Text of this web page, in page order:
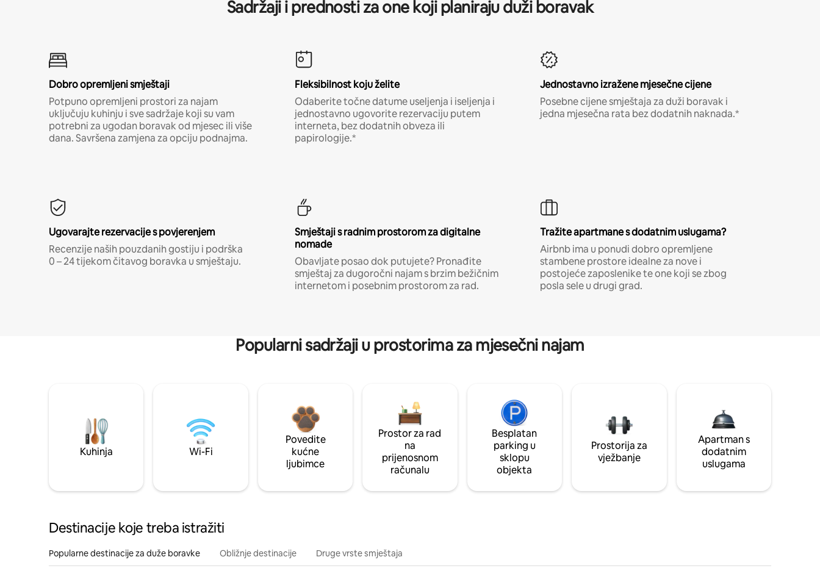
Sadržaji i prednosti za one koji planiraju duži boravak
Dobro opremljeni smještaji
Potpuno opremljeni prostori za najam
uključuju kuhinju i sve sadržaje koji su vam
potrebni za ugodan boravak od mjesec ili više
dana. Savršena zamjena za opciju podnajma.
Fleksibilnost koju želite
Odaberite točne datume useljenja i iseljenja i
jednostavno ugovorite rezervaciju putem
interneta, bez dodatnih obveza ili
papirologije.*
Jednostavno izražene mjesečne cijene
Posebne cijene smještaja za duži boravak i
jedna mjesečna rata bez dodatnih naknada.*
Ugovarajte rezervacije s povjerenjem
Recenzije naših pouzdanih gostiju i podrška
0 – 24 tijekom čitavog boravka u smještaju.
Smještaji s radnim prostorom za digitalne
nomade
Obavljate posao dok putujete? Pronađite
smještaj za dugoročni najam s brzim bežičnim
internetom i posebnim prostorom za rad.
Tražite apartmane s dodatnim uslugama?
Airbnb ima u ponudi dobro opremljene
stambene prostore idealne za nove i
postojeće zaposlenike te one koji se zbog
posla sele u drugi grad.
Popularni sadržaji u prostorima za mjesečni najam
Kuhinja Wi-Fi
Povedite
kućne
ljubimce
Prostor za rad
na
prijenosnom
računalu
Besplatan
parking u
sklopu
objekta
Prostorija za
vježbanje
Apartman s
dodatnim
uslugama
Destinacije koje treba istražiti
Popularne destinacije za duže boravke Obližnje destinacije Druge vrste smještaja